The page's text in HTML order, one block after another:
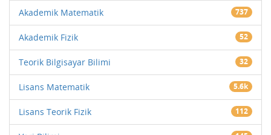
Akademik Matematik 737
Akademik Fizik 52
Teorik Bilgisayar Bilimi 32
Lisans Matematik 5.6k
Lisans Teorik Fizik 112